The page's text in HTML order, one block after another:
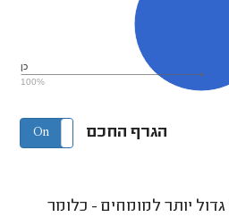
כן
100%
הגרף החכם On Off
יותר למומחים - כלומר